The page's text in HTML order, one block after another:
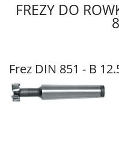
FREZY DO
Frez DIN 851 - B